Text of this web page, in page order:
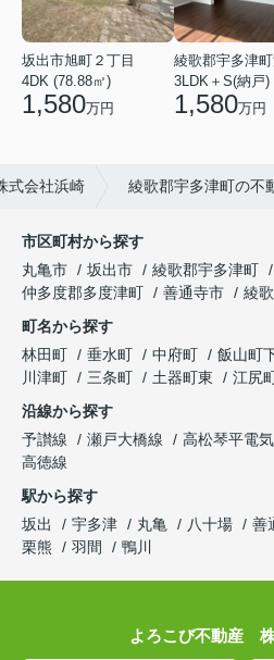
坂出市旭町２丁目
4DK (78.88㎡)
1,580万円
綾歌郡宇多津
1,580万円
式会社浜崎 綾歌郡宇多津町の不
市区町村から探す
丸亀市
坂出市 綾歌郡宇多津町
仲多度郡多度津町
善通寺市
綾
町名から探す
林田町
垂水町 中府町 飯山町
川津町
三条町 土器町東 江尻
沿線から探す
予讃線
瀬戸大橋線 高松琴平電
高徳線
駅から探す
坂出
宇多津 丸亀 八十場 善
栗熊
羽間 鴨川
よろこび不動産